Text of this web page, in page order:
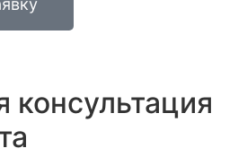
консультация